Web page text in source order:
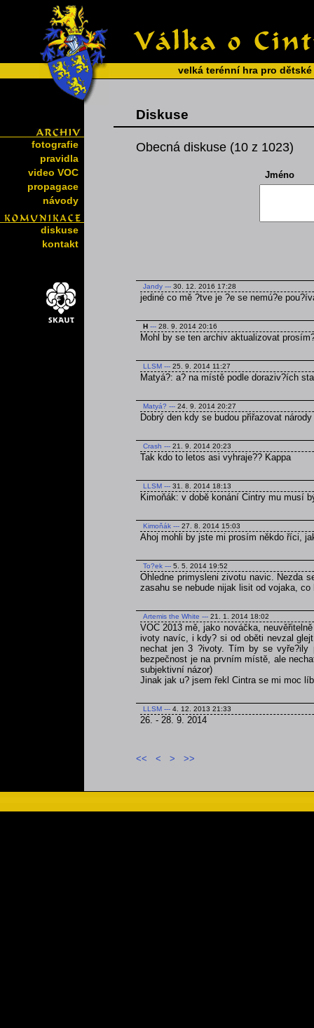
velká terénní hra pro
fotografie
pravidla
video VOC
propagace
návody
diskuse
kontakt
Diskuse
Obecná diskuse (10 z 1023)
Jméno
Jandy --- 30. 12. 2016 17:28
jediné co mě ?tve je ?e se nemú?e
H --- 28. 9. 2014 20:16
Mohl by se ten archiv aktualizovat
LLSM --- 25. 9. 2014 11:27
Matyá?: a? na místě podle doraziv?ích
Matyá? --- 24. 9. 2014 20:27
Dobrý den kdy se budou přiřazovat
Crash --- 21. 9. 2014 20:23
Tak kdo to letos asi vyhraje?? Kappa
LLSM --- 31. 8. 2014 18:13
Kimoňák: v době konání Cintry mu musí
Kimoňák --- 27. 8. 2014 15:03
Ahoj mohli by jste mi prosím někdo říci,
To?ek --- 5. 5. 2014 19:52
Ohledne primysleni zivotu navic. Nezda
zasahu se nebude nijak lisit od vojaka,
Artemis the White --- 21. 1. 2014 18:02
VOC 2013 mě, jako nováčka,
ivoty navíc, i kdy? si od oběti nevzal
nechat jen 3 ?ivoty. Tím by se vyře?ily
bezpečnost je na prvním místě, ale
subjektivní názor)
Jinak jak u? jsem řekl Cintra se mi moc
LLSM --- 4. 12. 2013 21:33
26. - 28. 9. 2014
<< < > >>